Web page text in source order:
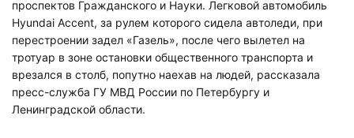
проспектов Гражданского и Науки. Легковой автомобиль
Hyundai Accent, за рулем которого сидела автоледи, при
перестроении задел «Газель», после чего вылетел на
тротуар в зоне остановки общественного транспорта и
врезался в столб, попутно наехав на людей, рассказала
пресс-служба ГУ МВД России по Петербургу и
Ленинградской области.